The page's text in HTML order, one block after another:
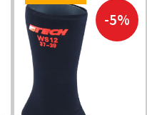
-5%